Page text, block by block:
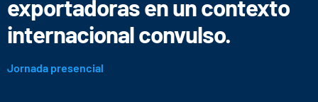
exportadoras en un contexto
internacional convulso.
Jornada presencial